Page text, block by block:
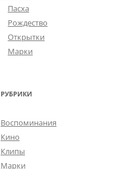
Пасха
Рождество
Открытки
Марки
РУБРИКИ
Воспоминания
Кино
Клипы
Марки